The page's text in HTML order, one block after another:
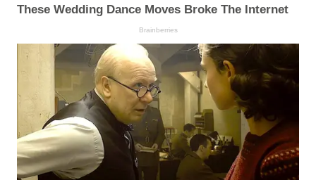
These Wedding Dance Moves Broke The Internet
Brainberries